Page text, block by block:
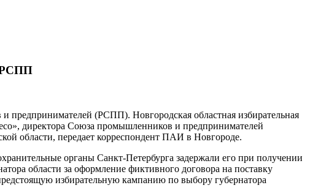
РСПП
предпринимателей (РСПП). Новгородская областная избирательная
директора Союза промышленников и предпринимателей
области, передает корреспондент ПАИ в Новгороде.
органы Санкт-Петербурга задержали его при получении
области за оформление фиктивного договора на поставку
избирательную кампанию по выбору губернатора